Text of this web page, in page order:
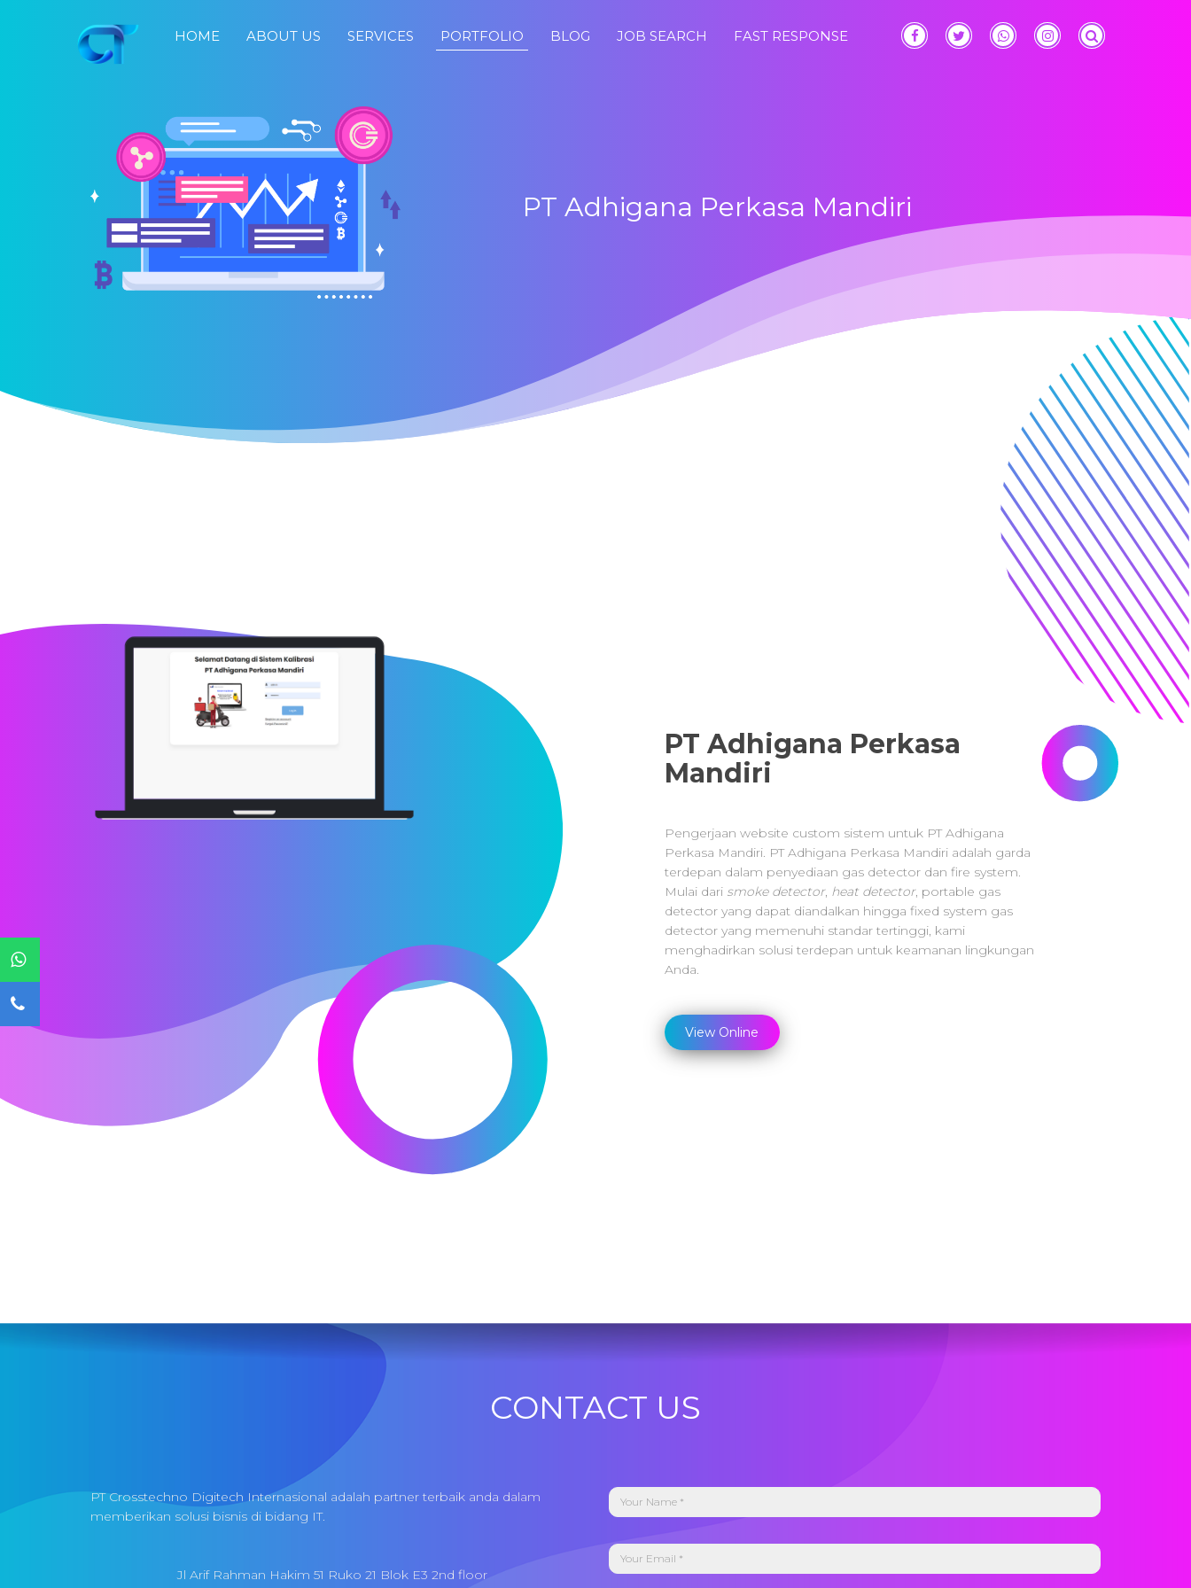
HOME ABOUT US SERVICES PORTFOLIO BLOG JOB SEARCH FAST RESPONSE
PT Adhigana Perkasa Mandiri
PT Adhigana Perkasa
Mandiri
Pengerjaan website custom sistem untuk PT Adhigana
Perkasa Mandiri. PT Adhigana Perkasa Mandiri adalah garda
terdepan dalam penyediaan gas detector dan fire system.
Mulai dari smoke detector, heat detector, portable gas
detector yang dapat diandalkan hingga fixed system gas
detector yang memenuhi standar tertinggi, kami
menghadirkan solusi terdepan untuk keamanan lingkungan
Anda.
View Online
CONTACT US
PT Crosstechno Digitech Internasional adalah partner terbaik anda dalam
memberikan solusi bisnis di bidang IT.
Jl Arif Rahman Hakim 51 Ruko 21 Blok E3 2nd floor